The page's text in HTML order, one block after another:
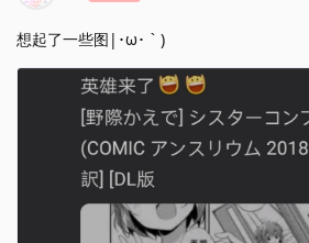
想起了一些图|･ω･｀)